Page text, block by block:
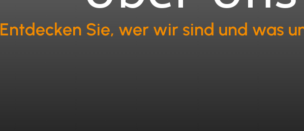
Entdecken Sie, wer wir sind und was